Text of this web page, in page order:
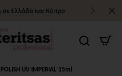
Ελλάδα και Κύπρο
UV IMPERIAL 15ml